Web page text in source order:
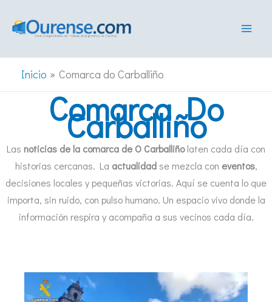
Inicio Comarca do Carballiño
Comarca Do
Carballiño
Las noticias de la comarca de O Carballiñolaten cada día con
historias cercanas. La actualidadse mezcla con eventos,
decisiones locales y pequeñas victorias. Aquí se cuenta lo que
importa, sin ruido, con pulso humano. Un espacio vivo donde la
información respira y acompaña a sus vecinos cada día.